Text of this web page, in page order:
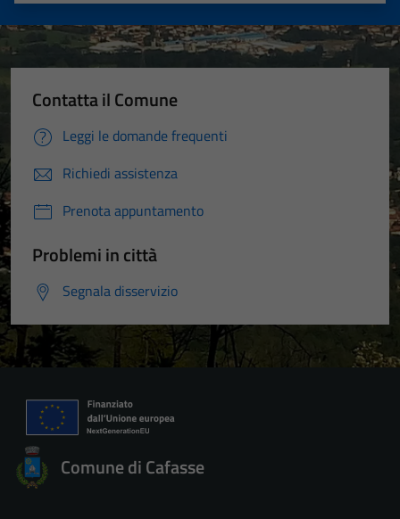
Contatta il Comune
Leggi le domande frequenti
Richiedi assistenza
Prenota appuntamento
Problemi in città
Segnala disservizio
Comune di Cafasse